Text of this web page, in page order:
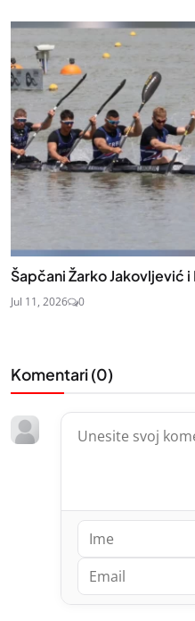
Šapčani Žarko Jakovljević
Jul 11, 2026 0
Komentari (0)